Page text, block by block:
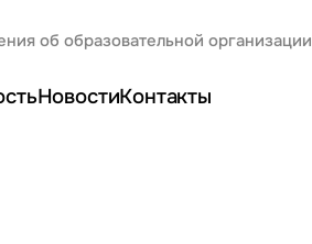
об образовательной организации
НовостиКонтакты